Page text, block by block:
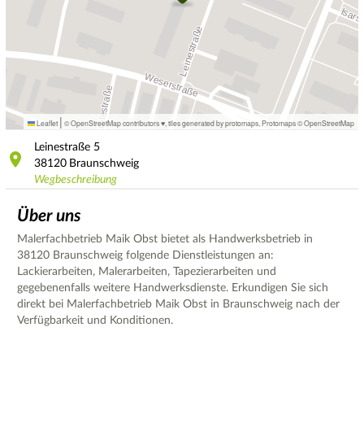
Leaflet | © OpenStreetMap contributors ♥, tiles generated by protomaps Protomaps©OpenStreetMap
Leinestraße 5
38120 Braunschweig
Wegbeschreibung
Über uns
Malerfachbetrieb Maik Obst bietet als Handwerksbetrieb in
38120 Braunschweig folgende Dienstleistungen an:
Lackierarbeiten, Malerarbeiten, Tapezierarbeiten und
gegebenenfalls weitere Handwerksdienste. Erkundigen Sie sich
direkt bei Malerfachbetrieb Maik Obst in Braunschweig nach der
Verfügbarkeit und Konditionen.